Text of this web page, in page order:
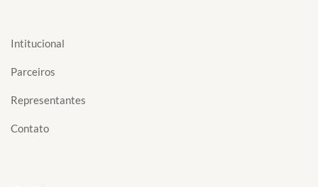
Intitucional
Parceiros
Representantes
Contato